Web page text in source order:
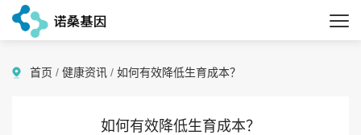
首页 / 健康资讯 / 如何有效降低生育成本？
如何有效降低生育成本？